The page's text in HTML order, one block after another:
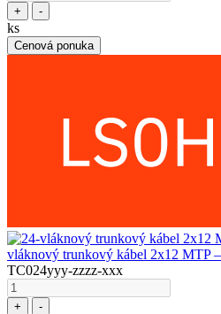
+ -
ks
Cenová ponuka
vláknový trunkový kábel 2x12 MTP
TC024yyy-zzzz-xxx
+ -